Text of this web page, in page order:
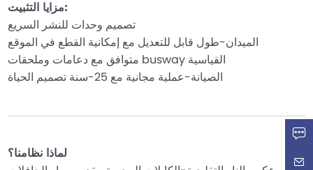
مزايا التثبيت:
تصميم وحدات للنشر السريع
الميدان-طول قابل للتعديل مع إمكانية القطع في الموقع
متوافق مع دعامات وملحقات busway القياسية
الصيانة-عملية مجانية مع 25-سنة تصميم الحياة
لماذا نظامنا؟